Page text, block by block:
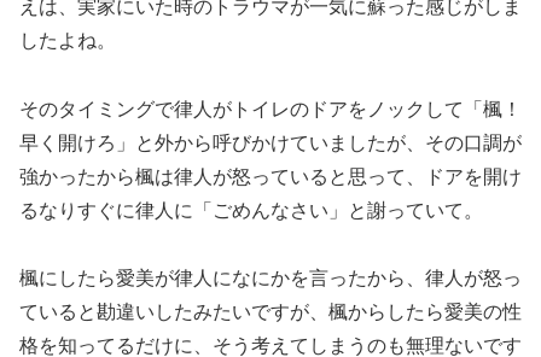
えは、実家にいた時のトラウマが一気に蘇った感じがしま
したよね。
そのタイミングで律人がトイレのドアをノックして「楓！
早く開けろ」と外から呼びかけていましたが、その口調が
強かったから楓は律人が怒っていると思って、ドアを開け
るなりすぐに律人に「ごめんなさい」と謝っていて。
楓にしたら愛美が律人になにかを言ったから、律人が怒っ
ていると勘違いしたみたいですが、楓からしたら愛美の性
格を知ってるだけに、そう考えてしまうのも無理ないです